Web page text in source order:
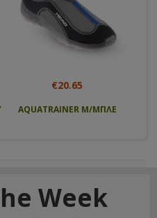
€20.65
AQUATRAINER Μ/ΜΠΛΕ
Week